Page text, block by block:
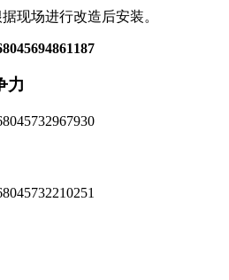
现场进行改造后安装。
力